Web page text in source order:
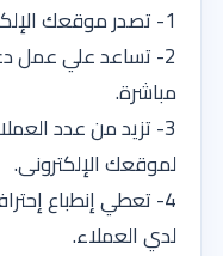
1- تصدر موقعك الإلكترونى لنتائج محركات البحث.
2- تساعد علي عمل
مباشرة.
3- تزيد من عدد
لموقعك الإلكترونى.
4- تعطي إنطباع
لدي العملاء.